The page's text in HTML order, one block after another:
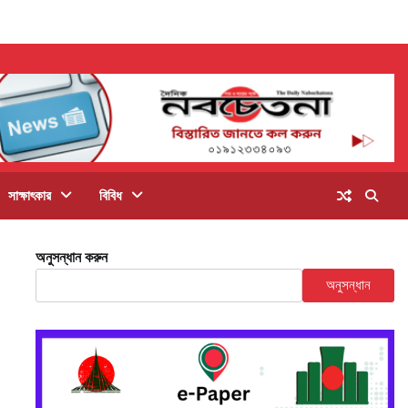
সাক্ষাৎকার বিবিধ
অনুসন্ধান করুন
অনুসন্ধান